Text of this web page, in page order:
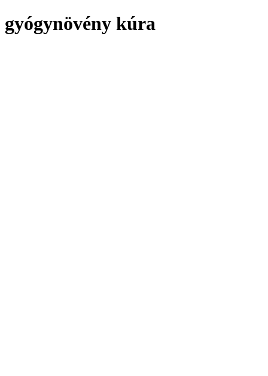
gyógynövény kúra